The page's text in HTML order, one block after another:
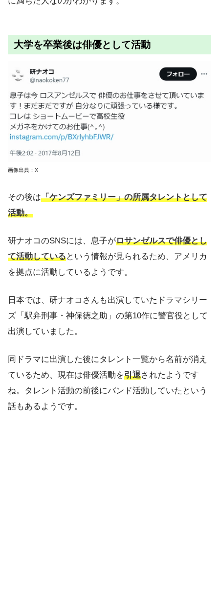
大学を卒業後は俳優として活動
画像出典：X
その後は「ケンズファミリー」の所属タレントとして
活動。
研ナオコのSNSには、息子がロサンゼルスで俳優とし
て活動しているという情報が見られるため、アメリカ
を拠点に活動しているようです。
日本では、研ナオコさんも出演していたドラマシリー
ズ「駅弁刑事・神保徳之助」の第10作に警官役として
出演していました。
同ドラマに出演した後にタレント一覧から名前が消え
ているため、現在は俳優活動を引退されたようです
ね。タレント活動の前後にバンド活動していたという
話もあるようです。